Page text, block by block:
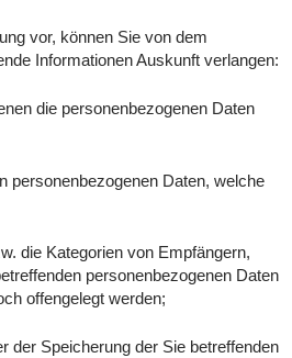
vor, können Sie von dem
Informationen Auskunft verlangen:
die personenbezogenen Daten
Daten, welche
Kategorien von Empfängern,
personenbezogenen Daten
offengelegt werden;
Speicherung der Sie betreffenden